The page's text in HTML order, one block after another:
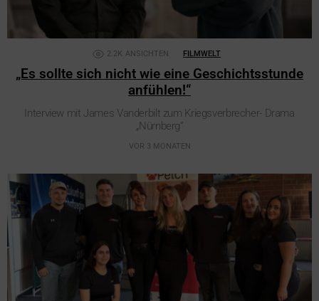
2.2K ANSICHTEN FILMWELT
„Es sollte sich nicht wie eine Geschichtsstunde
anfühlen!“
Interview mit James Vanderbilt zum Kriegsverbrecher- Drama
„Nürnberg“
VOR 3 MONATEN